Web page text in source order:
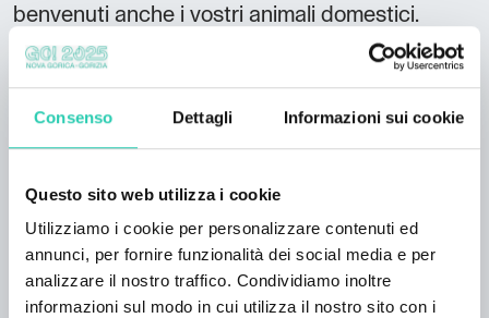
Consenso Dettagli Informazioni sui cookie
Questo sito web utilizza i cookie
Utilizziamo i cookie per personalizzare contenuti ed
annunci, per fornire funzionalità dei social media e per
analizzare il nostro traffico. Condividiamo inoltre
informazioni sul modo in cui utilizza il nostro sito con i
benvenuti anche i vostri animali domestici.
Previo accordo è possibile ordinare la gustosa
colazione. Il negozio del paese è aperto da
martedì e il venerdì un'ora anche il pomeriggio.
Nel paese si trova anche Cejkotova domačija
vini. Il casale è aperto su prenotazione.